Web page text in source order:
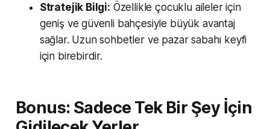
Stratejik Bilgi: Özellikle çocuklu aileler için
geniş ve güvenli bahçesiyle büyük avantaj
sağlar. Uzun sohbetler ve pazar sabahı keyfi
için birebirdir.
Bonus: Sadece Tek Bir Şey İçin